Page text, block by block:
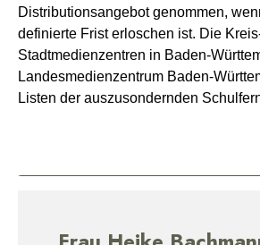
Distributionsangebot genommen,
definierte Frist erloschen ist. Die
Stadtmedienzentren in Baden-
Landesmedienzentrum Baden-
Listen der auszusondernden